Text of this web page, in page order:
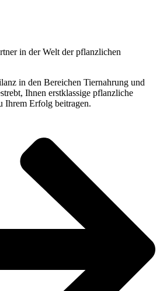
in der Welt der pflanzlichen
in den Bereichen Tiernahrung und
Ihnen erstklassige pflanzliche
Ihrem Erfolg beitragen.